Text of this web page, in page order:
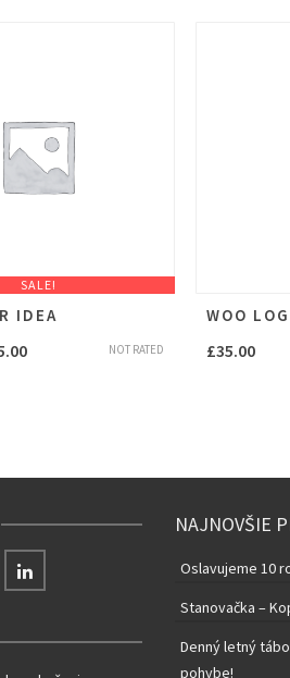
SALE!
IDEA
NOT RATED
WOO
£35.00
NAJNOVŠIE
Oslavujeme 10
Stanovačka –
Denný letný
pohybe!